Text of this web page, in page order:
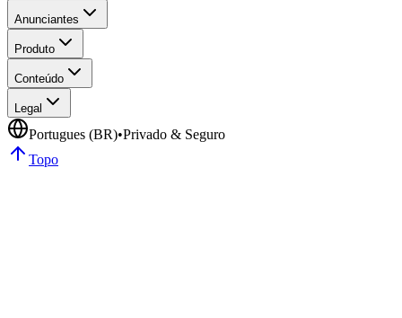
Anunciantes
Produto
Conteúdo
Legal
Portugues (BR)•Privado & Seguro
Topo